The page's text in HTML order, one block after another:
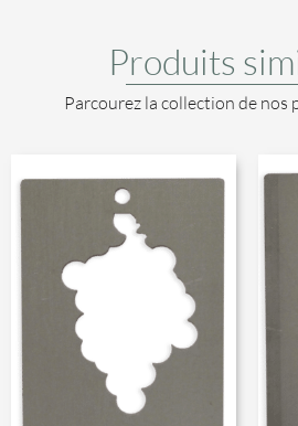
Produits
Parcourez la collection de nos